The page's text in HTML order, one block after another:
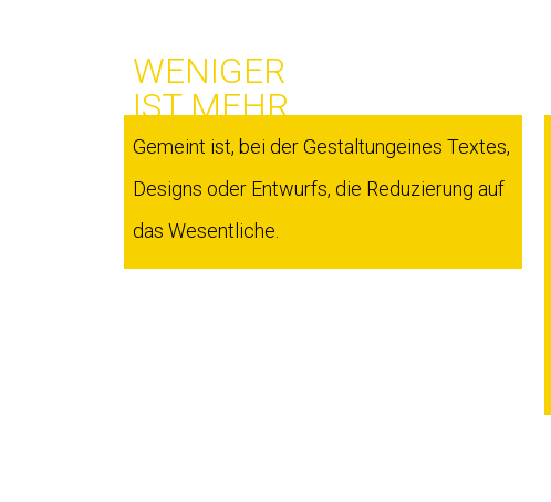
WENIGER
IST MEHR
Gemeint ist, bei der Gestaltungeines Textes,
Designs oder Entwurfs, die Reduzierung auf
das Wesentliche.